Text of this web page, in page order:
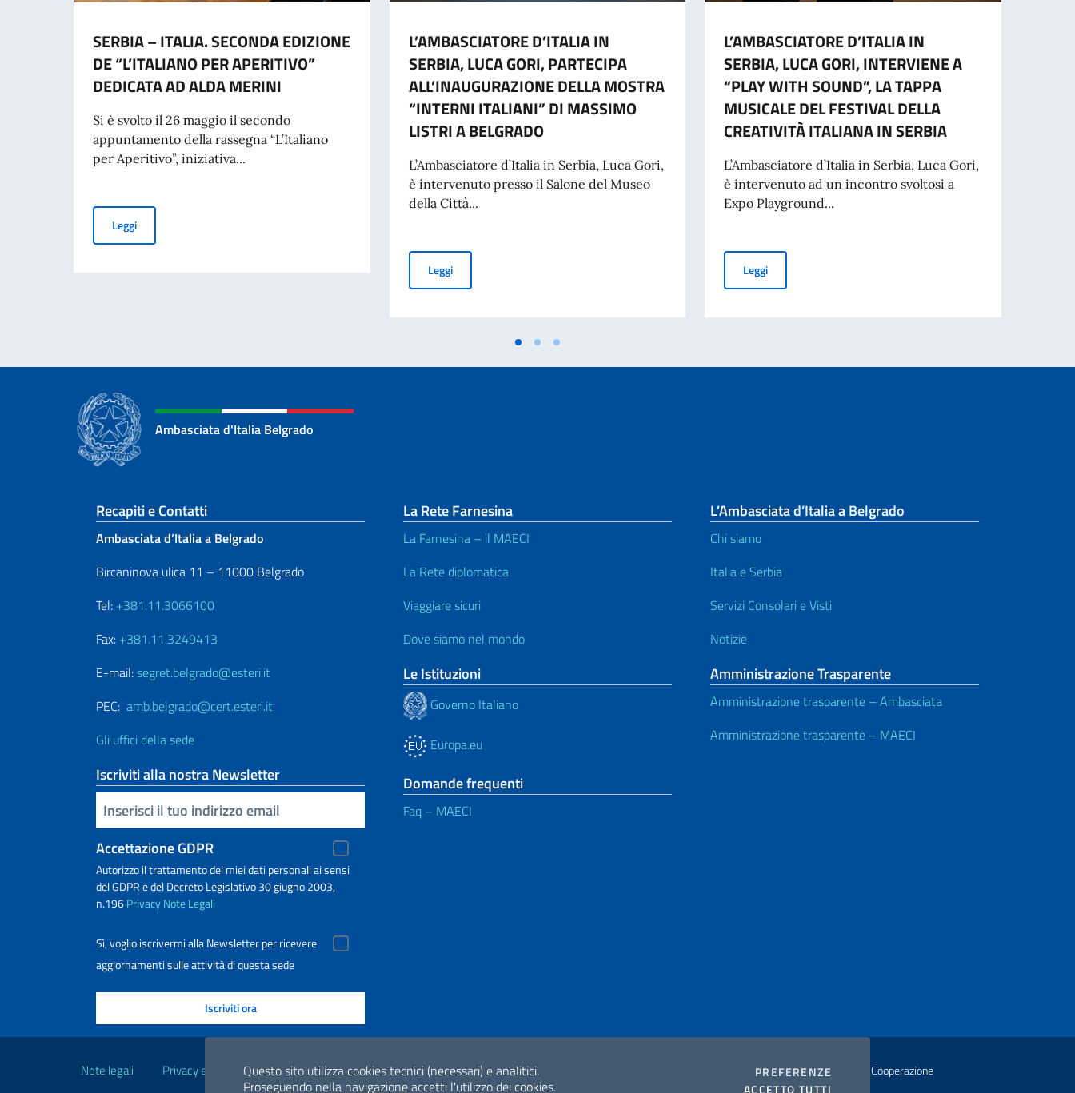
Questo sito utilizza cookies tecnici (necessari) e analitici.
Proseguendo nella navigazione accetti l'utilizzo dei cookies.
PREFERENZE COOKIES
ACCETTO TUTTI
SERBIA – ITALIA. SECONDA EDIZIONE
DE “L’ITALIANO PER APERITIVO”
DEDICATA AD ALDA MERINI
Si è svolto il 26 maggio il secondo
appuntamento della rassegna “L’Italiano
per Aperitivo”, iniziativa...
LeggiSERBIA – ITALIA. SECONDA EDIZIONE DE “L’ITALIANO PER APERITIVO” DEDICATA AD ALDA MERINI
L’AMBASCIATORE D’ITALIA IN
SERBIA, LUCA GORI, PARTECIPA
ALL’INAUGURAZIONE DELLA MOSTRA
“INTERNI ITALIANI” DI MASSIMO
LISTRI A BELGRADO
L’Ambasciatore d’Italia in Serbia, Luca Gori,
è intervenuto presso il Salone del Museo
della Città...
LeggiL’AMBASCIATORE D’ITALIA IN SERBIA, LUCA GORI, PARTECIPA ALL’INAUGURAZIONE DELLA MOSTRA “INTERNI ITALIANI” DI
L’AMBASCIATORE D’ITALIA IN
SERBIA, LUCA GORI, INTERVIENE A
“PLAY WITH SOUND”, LA TAPPA
MUSICALE DEL FESTIVAL DELLA
CREATIVITÀ ITALIANA IN SERBIA
L’Ambasciatore d’Italia in Serbia, Luca Gori,
è intervenuto ad un incontro svoltosi a
Expo Playground...
LeggiL’AMBASCIATORE D’ITALIA IN SERBIA, LUCA GORI,
Ambasciata d'Italia Belgrado
Sezione footer
Recapiti e Contatti
Ambasciata d’Italia a Belgrado
Bircaninova ulica 11 – 11000 Belgrado
Tel: +381.11.3066100
Fax: +381.11.3249413
E-mail:segret.belgrado@esteri.it
PEC: amb.belgrado@cert.esteri.it
Gli uffici della sede
Iscriviti alla nostra Newsletter
Inserisci la tua email
Accettazione GDPR
Autorizzo il trattamento dei miei dati personali ai sensi
del GDPR e del Decreto Legislativo 30 giugno 2003,
n.196PrivacyNote Legali
Sì, voglio iscrivermi alla Newsletter per ricevere
aggiornamenti sulle attività di questa sede
La Rete Farnesina
La Farnesina – il MAECI
La Rete diplomatica
Viaggiare sicuri
Dove siamo nel mondo
Le Istituzioni
Governo Italiano
Europa.eu
Domande frequenti
Faq – MAECI
L’Ambasciata d’Italia a Belgrado
Chi siamo
Italia e Serbia
Servizi Consolari e Visti
Notizie
Amministrazione Trasparente
Amministrazione trasparente – Ambasciata
Amministrazione trasparente – MAECI
Note legali Privacy e cookie policy Dichiarazione di accessibilità
2026 Copyright Ministero degli Affari Esteri e della Cooperazione